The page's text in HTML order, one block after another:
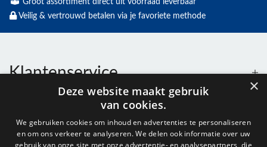
Veilig & vertrouwd betalen via je favoriete methode
Klantenservice
×
Deze website maakt gebruik
van cookies.
We gebruiken cookies om inhoud en advertenties te personaliseren
en om ons verkeer te analyseren. We delen ook informatie over uw
gebruik van onze site met onze advertentie- en analysepartners, die